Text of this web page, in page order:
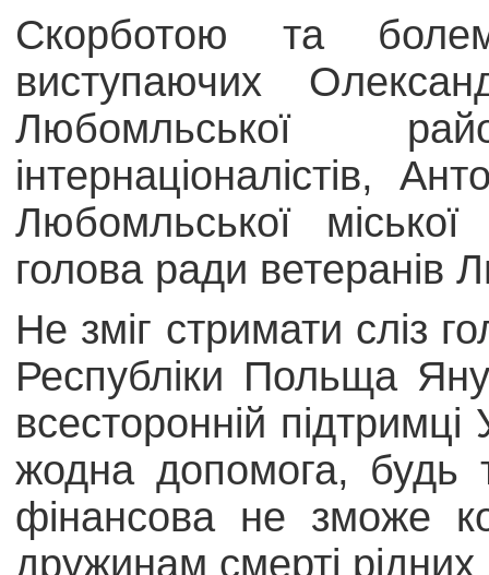
Скорботою та
виступаючих
Любомльської
інтернаціоналістів,
Любомльської
голова ради
Не зміг стримати сліз
Республіки Польща
всесторонній
жодна допомога, будь
фінансова не зможе
дружинам смерті